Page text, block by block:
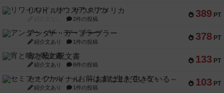
389 PT
リワイルド：サウスアメリカ
2件の投稿
378 PT
アンダー・ザ・テーブラー
紹介文あり 1件の投稿
133 PT
宵と暁の呪文書
紹介文あり 8件の投稿
103 PT
セミファイナル ～お前はまだ生きている～
紹介文あり 1件の投稿